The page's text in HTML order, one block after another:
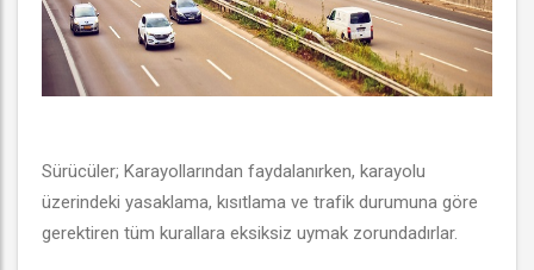
Sürücüler; Karayollarından faydalanırken, karayolu
üzerindeki yasaklama, kısıtlama ve trafik durumuna göre
gerektiren tüm kurallara eksiksiz uymak zorundadırlar.